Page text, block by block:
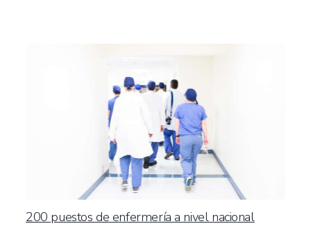
200 puestos de enfermería a nivel nacional